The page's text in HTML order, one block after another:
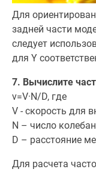
Для
задней части
следует
для Y
7. Вычислите
v=V·N/D, где
V - скорость для
N – число
D – расстояние
Для расчета